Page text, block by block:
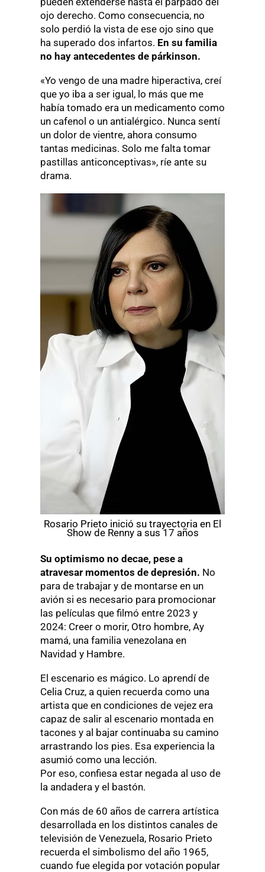
ojo derecho. Como consecuencia, no
solo perdió la vista de ese ojo sino que
ha superado dos infartos. En su familia
no hay antecedentes de párkinson.
«Yo vengo de una madre hiperactiva, creí
que yo iba a ser igual, lo más que me
había tomado era un medicamento como
un cafenol o un antialérgico. Nunca sentí
un dolor de vientre, ahora consumo
tantas medicinas. Solo me falta tomar
pastillas anticonceptivas», ríe ante su
drama.
Rosario Prieto inició su trayectoria en El
Show de Renny a sus 17 años
Su optimismo no decae, pese a
atravesar momentos de depresión. No
para de trabajar y de montarse en un
avión si es necesario para promocionar
las películas que filmó entre 2023 y
2024: Creer o morir, Otro hombre, Ay
mamá, una familia venezolana en
Navidad y Hambre.
El escenario es mágico. Lo aprendí de
Celia Cruz, a quien recuerda como una
artista que en condiciones de vejez era
capaz de salir al escenario montada en
tacones y al bajar continuaba su camino
arrastrando los pies. Esa experiencia la
asumió como una lección.
Por eso, confiesa estar negada al uso de
la andadera y el bastón.
Con más de 60 años de carrera artística
desarrollada en los distintos canales de
televisión de Venezuela, Rosario Prieto
recuerda el simbolismo del año 1965,
cuando fue elegida por votación popular